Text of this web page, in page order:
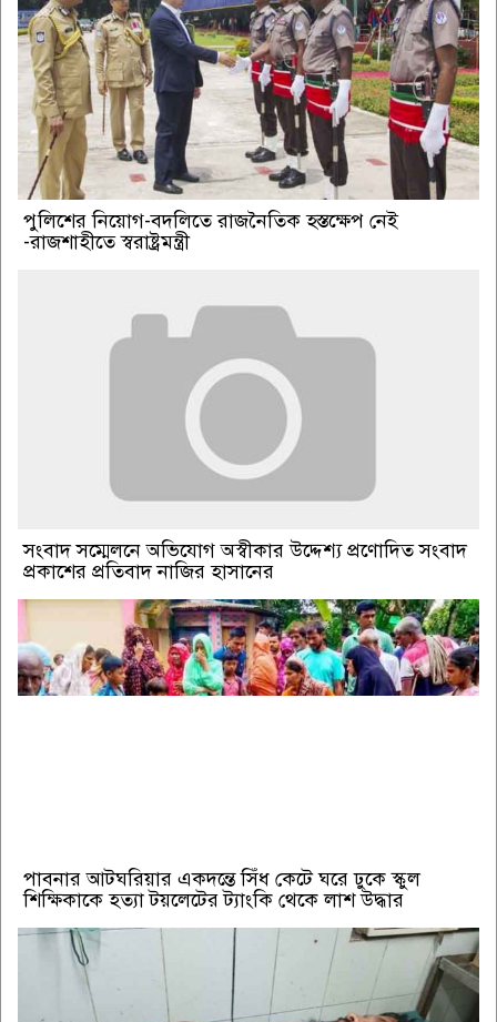
পুলিশের নিয়োগ-বদলিতে রাজনৈতিক হস্তক্ষেপ নেই
-রাজশাহীতে স্বরাষ্ট্রমন্ত্রী
সংবাদ সম্মেলনে অভিযোগ অস্বীকার উদ্দেশ্য প্রণোদিত সংবাদ
প্রকাশের প্রতিবাদ নাজির হাসানের
পাবনার আটঘরিয়ার একদন্তে সিঁধ কেটে ঘরে ঢুকে স্কুল
শিক্ষিকাকে হত্যা টয়লেটের ট্যাংকি থেকে লাশ উদ্ধার